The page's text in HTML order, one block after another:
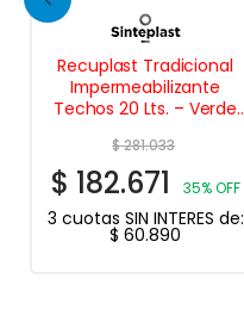
Recuplast Tradicional
Impermeabilizante
Techos 20 Lts. – Verde
$281.033
$ 182.671 35% OFF
3 cuotas SIN INTERES de:
$ 60.890